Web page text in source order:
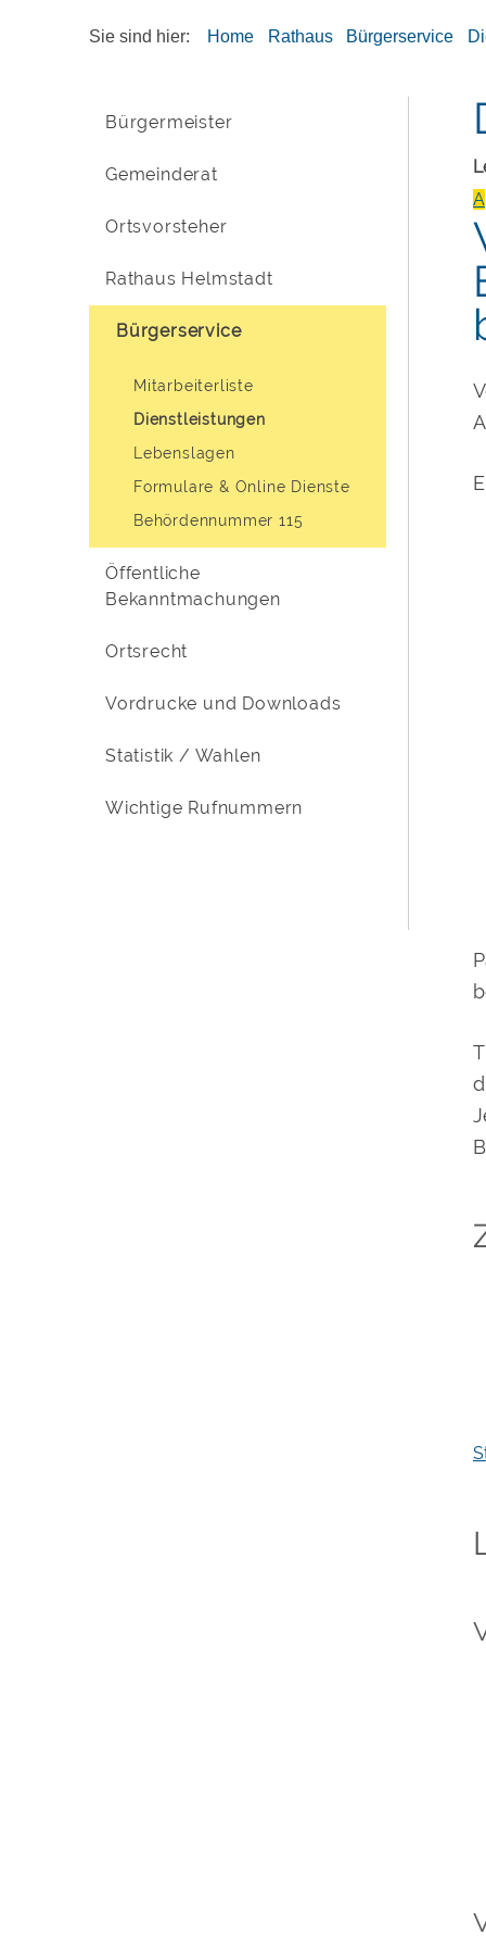
Sie sind hier: Home Rathaus Bürgerservice
Bürgermeister
Gemeinderat
Ortsvorsteher
Rathaus Helmstadt
Bürgerservice
Mitarbeiterliste
Dienstleistungen
Lebenslagen
Formulare & Online Dienste
Behördennummer 115
Öffentliche
Bekanntmachungen
Ortsrecht
Vordrucke und Downloads
Statistik / Wahlen
Wichtige Rufnummern
A